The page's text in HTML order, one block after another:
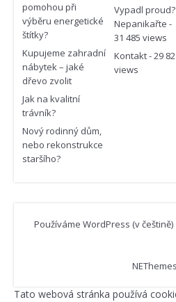
pomohou při
výběru energetické
štítky?
Kupujeme zahradní
nábytek – jaké
dřevo zvolit
Jak na kvalitní
trávník?
Nový rodinný dům,
nebo rekonstrukce
staršího?
Vypadl proud?
Nepanikařte -
31 485 views
Kontakt- 29
views
Používáme WordPress (v češtině)
NEThemes
Tato webová stránka používá